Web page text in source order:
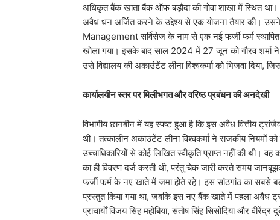
अधिकृत बैंक खाता बैंक ऑफ बड़ौदा की गोवा शाखा में स्थित
अवैध धन अर्जित करने के उद्देश्य से एक योजना तैयार की।
Management सर्विसेज के नाम से एक नई फर्जी फर्म
खोला गया। इसके बाद साल 2024 में 27 जून को गौरव शर्मा
उसे विद्यालय की अकाउंटेंट लीना विश्वकर्मा को भिजवा
कार्यालयीन स्तर पर मिलीभगत और वरिष्ठ प्रबंधन की अनदेखी
​विभागीय छानबीन में यह स्पष्ट हुआ है कि इस अवैध वित्तीय
थी। तत्कालीन अकाउंटेंट लीना विश्वकर्मा ने राजकीय नियमों
उच्चाधिकारियों से कोई लिखित स्वीकृति प्राप्त नहीं की थी।
का ही विवरण दर्ज करती थी, परंतु चेक जारी करते समय
फर्जी फर्म के नए खाते में जमा होते रहे। इस सांठगांठ का सबसे
प्रस्तुत किया गया था, जबकि इस नए बैंक खाते में पहला अवैध
प्राचार्यों विजय सिंह महोबिया, संतोष सिंह सिसोदिया और